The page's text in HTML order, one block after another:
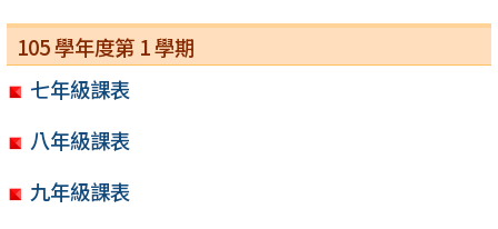
105 學年度第 1 學期
七年級課表
八年級課表
九年級課表